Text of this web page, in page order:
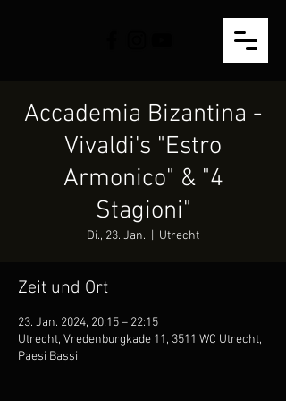
Accademia Bizantina -
Vivaldi's "Estro
Armonico" & "4
Stagioni"
Di., 23. Jan. Utrecht
Zeit und Ort
23. Jan. 2024, 20:15 – 22:15
Utrecht, Vredenburgkade 11, 3511 WC Utrecht,
Paesi Bassi